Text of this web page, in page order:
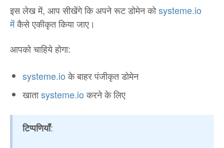
इस लेख में, आप सीखेंगे कि अपने रूट डोमेन कोsysteme.io
मेंकैसे एकीकृत किया जाए।
आपको चाहिये होगा:
systeme.ioके बाहर पंजीकृत डोमेन
खाताsysteme.ioकरने के लिए
टिप्पणियाँ: